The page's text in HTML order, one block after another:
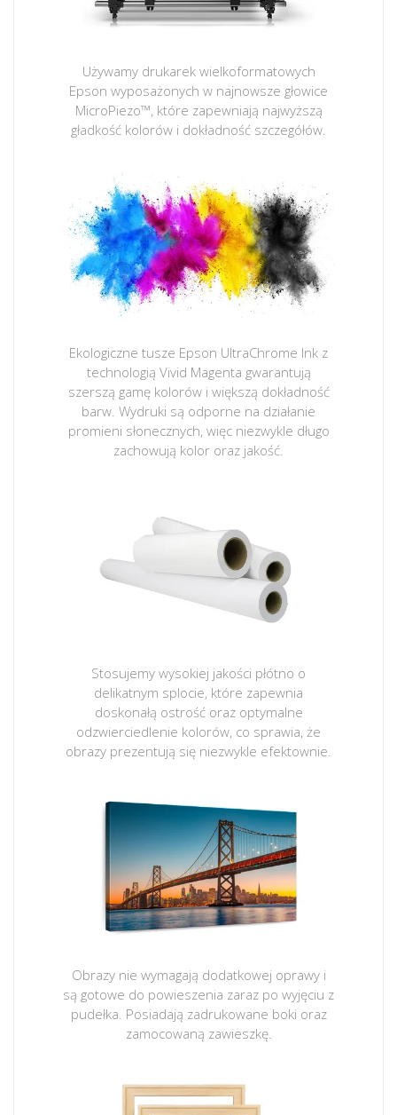
Używamy drukarek wielkoformatowych
Epson wyposażonych w najnowsze głowice
MicroPiezo™, które zapewniają najwyższą
gładkość kolorów i dokładność szczegółów.
Ekologiczne tusze Epson UltraChrome Ink z
technologią Vivid Magenta gwarantują
szerszą gamę kolorów i większą dokładność
barw. Wydruki są odporne na działanie
promieni słonecznych, więc niezwykle długo
zachowują kolor oraz jakość.
Stosujemy wysokiej jakości płótno o
delikatnym splocie, które zapewnia
doskonałą ostrość oraz optymalne
odzwierciedlenie kolorów, co sprawia, że
obrazy prezentują się niezwykle efektownie.
Obrazy nie wymagają dodatkowej oprawy i
są gotowe do powieszenia zaraz po wyjęciu z
pudełka. Posiadają zadrukowane boki oraz
zamocowaną zawieszkę.